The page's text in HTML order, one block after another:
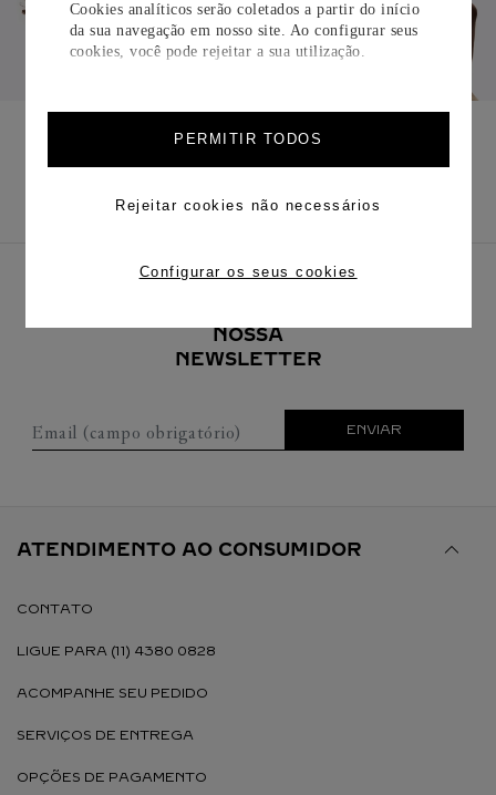
Cookies analíticos serão coletados a partir do início
da sua navegação em nosso site. Ao configurar seus
cookies, você pode rejeitar a sua utilização.
PERMITIR TODOS
Rejeitar cookies não necessários
Configurar os seus cookies
SELEÇÃO COM DIAMANTES
NOSSA
NEWSLETTER
Email (campo obrigatório) ENVIAR
ATENDIMENTO AO CONSUMIDOR
CONTATO
LIGUE PARA (11) 4380 0828
ACOMPANHE SEU PEDIDO
SERVIÇOS DE ENTREGA
OPÇÕES DE PAGAMENTO